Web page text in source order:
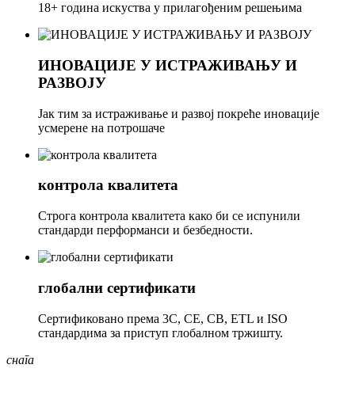
18+ година искуства у прилагођеним решењима
ИНОВАЦИЈЕ У ИСТРАЖИВАЊУ И
РАЗВОЈУ
Јак тим за истраживање и развој покреће иновације
усмерене на потрошаче
контрола квалитета
Строга контрола квалитета како би се испунили
стандарди перформанси и безбедности.
глобални сертификати
Сертификовано према 3C, CE, CB, ETL и ISO
стандардима за приступ глобалном тржишту.
снага